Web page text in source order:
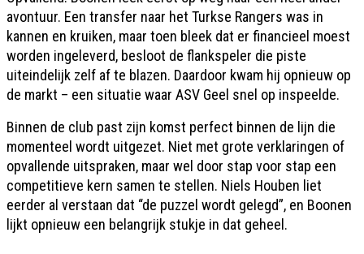
avontuur. Een transfer naar het Turkse Rangers was in
kannen en kruiken, maar toen bleek dat er financieel moest
worden ingeleverd, besloot de flankspeler die piste
uiteindelijk zelf af te blazen. Daardoor kwam hij opnieuw op
de markt – een situatie waar ASV Geel snel op inspeelde.
Binnen de club past zijn komst perfect binnen de lijn die
momenteel wordt uitgezet. Niet met grote verklaringen of
opvallende uitspraken, maar wel door stap voor stap een
competitieve kern samen te stellen. Niels Houben liet
eerder al verstaan dat “de puzzel wordt gelegd”, en Boonen
lijkt opnieuw een belangrijk stukje in dat geheel.